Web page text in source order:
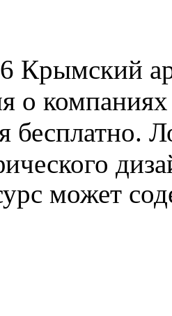
Крымский
о компаниях
бесплатно.
может